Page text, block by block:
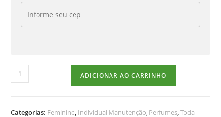
ADICIONAR AO CARRINHO
Categorias: Feminino, Individual Manutenção, Perfumes,Toda